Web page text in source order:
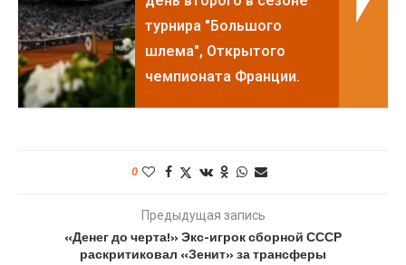
турнира "Большого
шлема", Открытого
чемпионата Франции.
0
Предыдущая запись
«Денег до черта!» Экс-игрок сборной СССР
раскритиковал «Зенит» за трансферы